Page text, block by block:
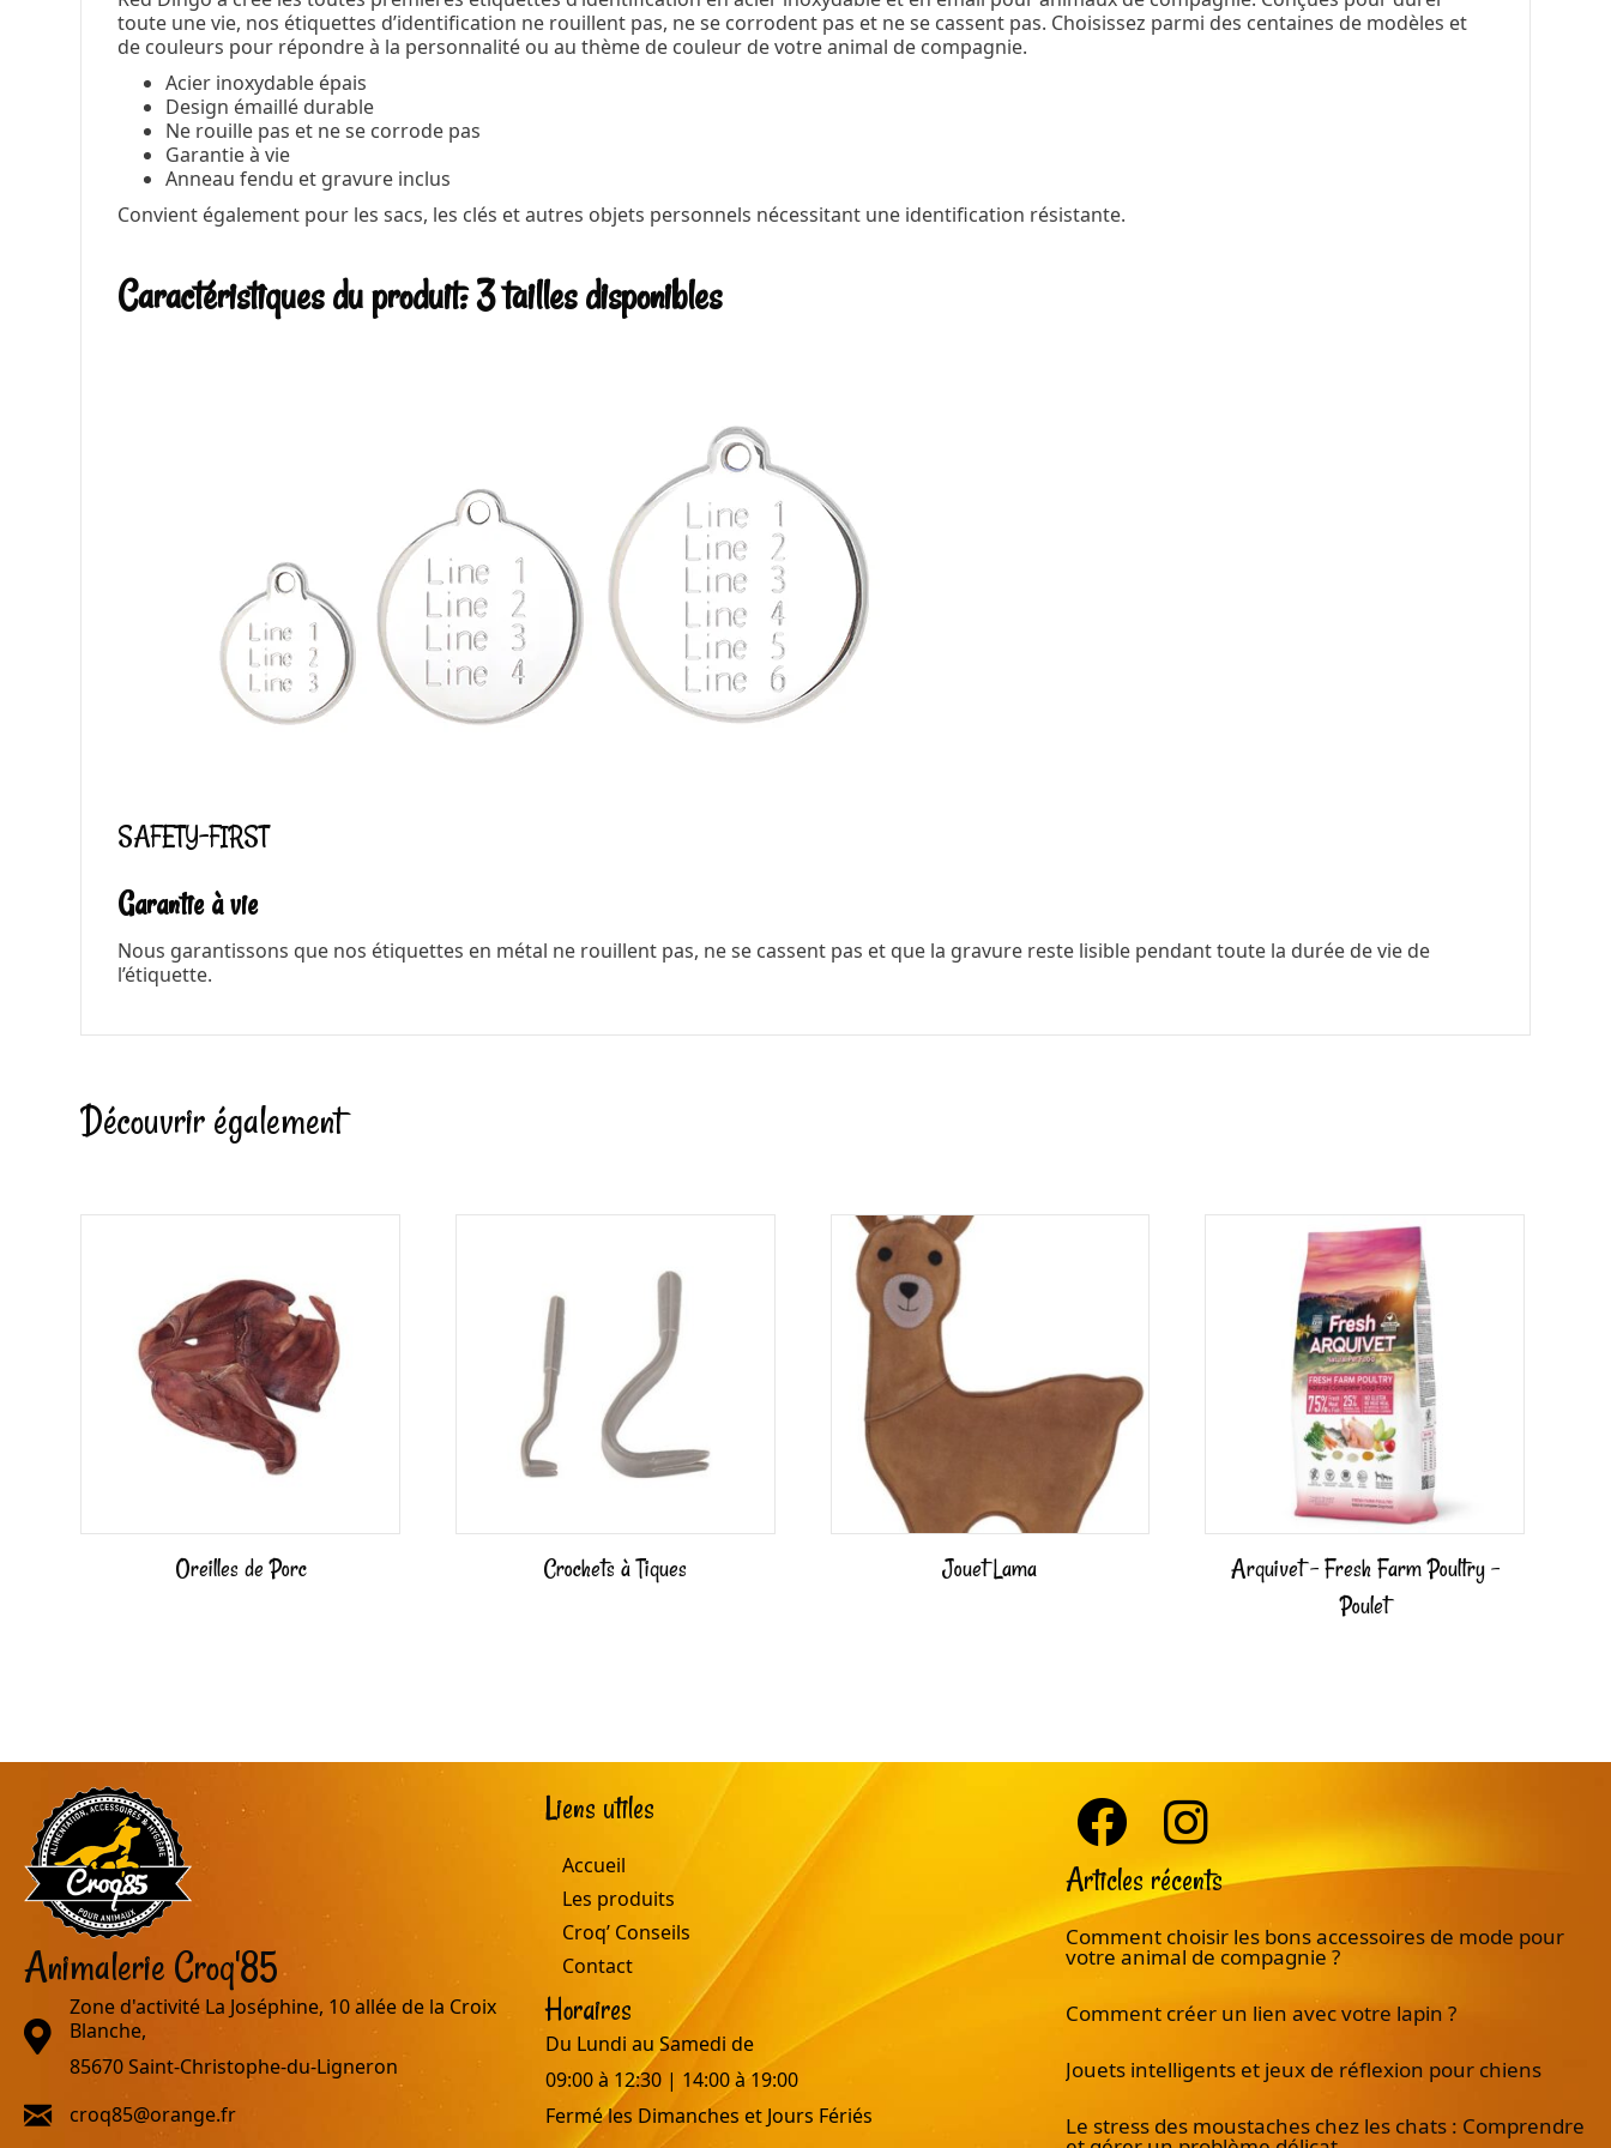
toute une vie, nos étiquettes d’identification ne rouillent pas, ne se corrodent pas et ne se cassent pas. Choisissez parmi des centaines de modèles et
de couleurs pour répondre à la personnalité ou au thème de couleur de votre animal de compagnie.
Acier inoxydable épais
Design émaillé durable
Ne rouille pas et ne se corrode pas
Garantie à vie
Anneau fendu et gravure inclus
Convient également pour les sacs, les clés et autres objets personnels nécessitant une identification résistante.
Caractéristiques du produit: 3 tailles disponibles
SAFETY-FIRST
Garantie à vie
Nous garantissons que nos étiquettes en métal ne rouillent pas, ne se cassent pas et que la gravure reste lisible pendant toute la durée de vie de
l’étiquette.
Découvrir également
Oreilles de Porc Crochets à Tiques Jouet Lama
Arquivet – Fresh Farm Poultry –
Poulet
Animalerie Croq'85
adresse
Zone d'activité La Joséphine, 10 allée de la Croix
Blanche,
85670 Saint-Christophe-du-Ligneron
email croq85@orange.fr
Liens utiles
Accueil
Les produits
Croq’ Conseils
Contact
Horaires
Du Lundi au Samedi de
09:00 à 12:30 | 14:00 à 19:00
Fermé les Dimanches et Jours Fériés
Articles récents
Comment choisir les bons accessoires de mode pour
votre animal de compagnie ?
Comment créer un lien avec votre lapin ?
Jouets intelligents et jeux de réflexion pour chiens
Le stress des moustaches chez les chats : Comprendre